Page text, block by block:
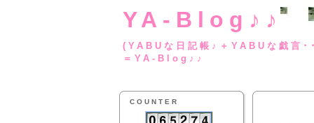
YA-Blog♪♪
(YABUな日記帳♪
＝YA-Blog♪♪
COUNTER